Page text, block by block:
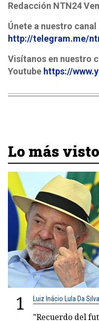
Redacción NTN24
Únete a nuestro
http://telegram.me/
Visítanos en nuestro
Youtube https://
Lo más visto
1 Luiz Inácio Lula Da Silva
"Recuerdo del